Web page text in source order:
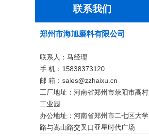
联系我们
郑州市海旭磨料有限公司
联系人：马经理
手 机：15838373120
邮 箱：sales@zzhaixu.cn
工厂地址：河南省郑州市荥阳市高村
工业园
办公地址：河南省郑州市二七区大学
路与嵩山路交叉口亚星时代广场